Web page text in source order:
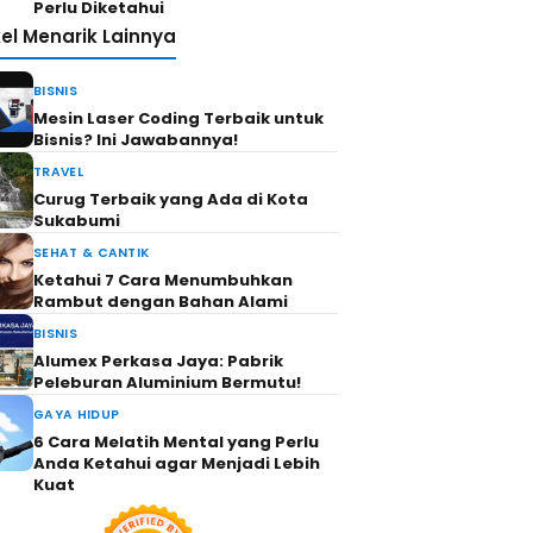
Perlu Diketahui
Menarik Lainnya
BISNIS
Mesin Laser Coding Terbaik untuk
Bisnis? Ini Jawabannya!
TRAVEL
Curug Terbaik yang Ada di Kota
Sukabumi
SEHAT & CANTIK
Ketahui 7 Cara Menumbuhkan
Rambut dengan Bahan Alami
BISNIS
Alumex Perkasa Jaya: Pabrik
Peleburan Aluminium Bermutu!
GAYA HIDUP
6 Cara Melatih Mental yang Perlu
Anda Ketahui agar Menjadi Lebih
Kuat